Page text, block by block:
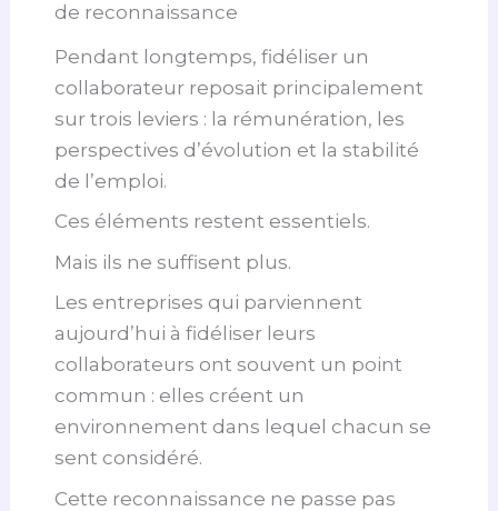
de reconnaissance
Pendant longtemps, fidéliser un
collaborateur reposait principalement
sur trois leviers : la rémunération, les
perspectives d’évolution et la stabilité
de l’emploi.
Ces éléments restent essentiels.
Mais ils ne suffisent plus.
Les entreprises qui parviennent
aujourd’hui à fidéliser leurs
collaborateurs ont souvent un point
commun : elles créent un
environnement dans lequel chacun se
sent considéré.
Cette reconnaissance ne passe pas